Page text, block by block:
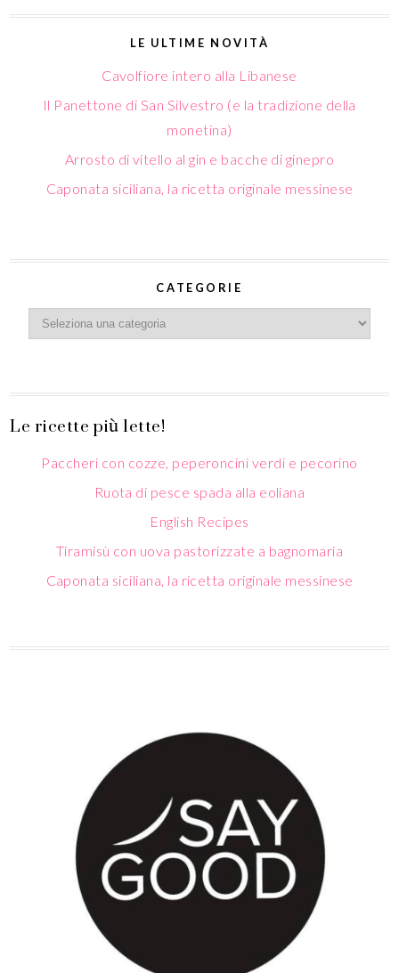
LE ULTIME NOVITÀ
Cavolfiore intero alla Libanese
Il Panettone di San Silvestro (e la tradizione della
monetina)
Arrosto di vitello al gin e bacche di ginepro
Caponata siciliana, la ricetta originale messinese
CATEGORIE
Le ricette più lette!
Paccheri con cozze, peperoncini verdi e pecorino
Ruota di pesce spada alla eoliana
English Recipes
Tiramisù con uova pastorizzate a bagnomaria
Caponata siciliana, la ricetta originale messinese